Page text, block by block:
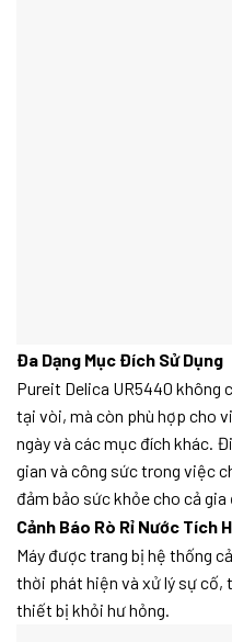
Đa Dạng Mục Đích Sử Dụng
Pureit Delica UR5440 không
tại vòi, mà còn phù hợp cho
ngày và các mục đích khác.
gian và công sức trong việc
đảm bảo sức khỏe cho cả gia
Cảnh Báo Rò Rỉ Nước Tích
Máy được trang bị hệ thống
thời phát hiện và xử lý sự cố,
thiết bị khỏi hư hỏng.